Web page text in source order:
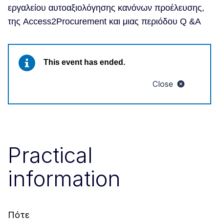
εργαλείου αυτοαξιολόγησης κανόνων προέλευσης,
της Access2Procurement και μιας περιόδου Q &A
Close
This event has ended.
Practical
information
Πότε